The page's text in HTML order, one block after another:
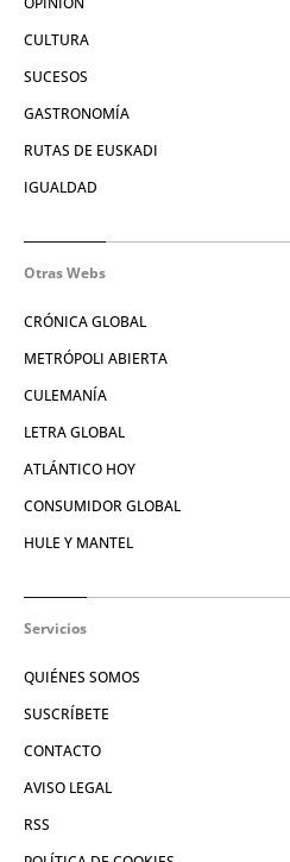
CULTURA
SUCESOS
GASTRONOMÍA
RUTAS DE EUSKADI
IGUALDAD
Otras Webs
CRÓNICA GLOBAL
METRÓPOLI ABIERTA
CULEMANÍA
LETRA GLOBAL
ATLÁNTICO HOY
CONSUMIDOR GLOBAL
HULE Y MANTEL
Servicios
QUIÉNES SOMOS
SUSCRÍBETE
CONTACTO
AVISO LEGAL
RSS